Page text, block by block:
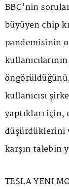
BBC'nin
büyüyen chip
pandemisinin
kullanıcısı
yaptıkları
düşürdüklerini
karşın talebin
TESLA YENİ